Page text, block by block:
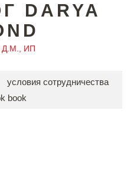
DARYA
Д.М., ИП
условия сотрудничества
book